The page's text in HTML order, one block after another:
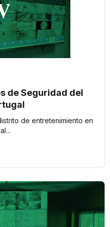
de Seguridad del
de entretenimiento en